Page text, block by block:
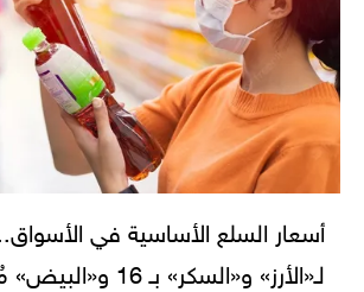
لـ«الأرز» و«السكر» بـ 16 و«البيض» مُفاجأة